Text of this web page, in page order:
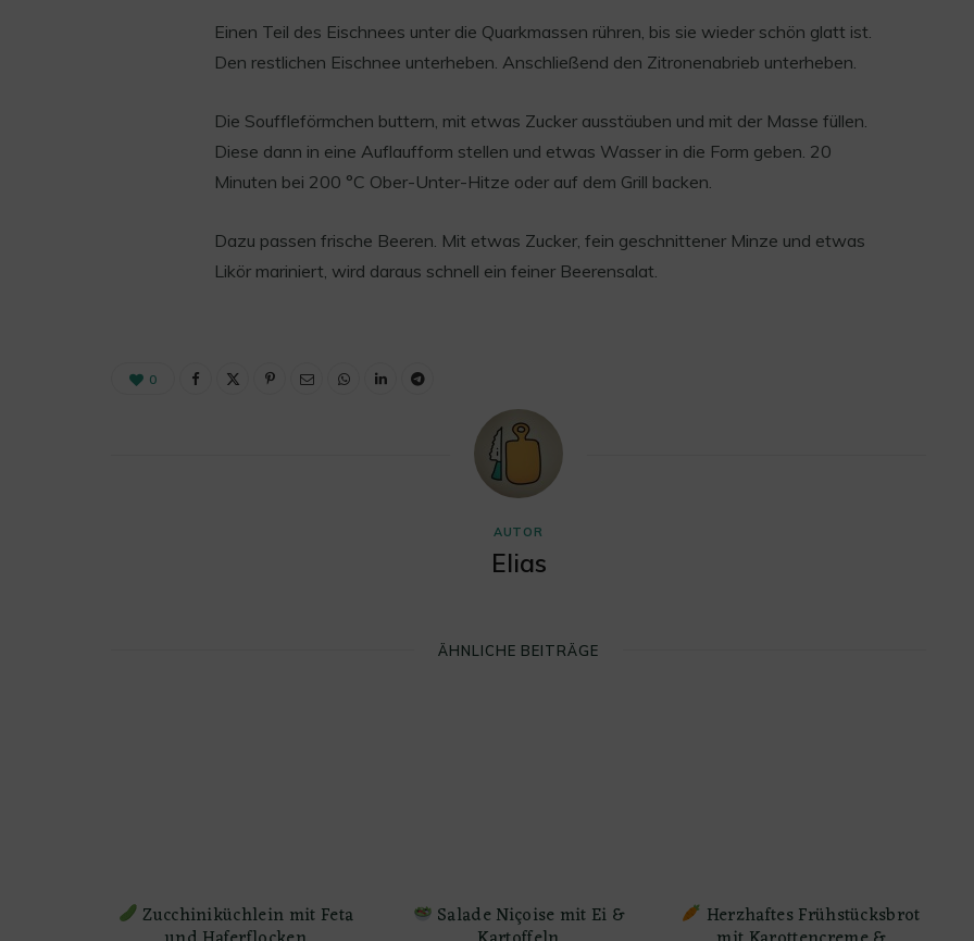
Einen Teil des Eischnees unter die Quarkmassen rühren, bis sie wieder schön glatt ist.
Den restlichen Eischnee unterheben. Anschließend den Zitronenabrieb unterheben.
Die Souffleförmchen buttern, mit etwas Zucker ausstäuben und mit der Masse füllen.
Diese dann in eine Auflaufform stellen und etwas Wasser in die Form geben. 20
Minuten bei 200 °C Ober-Unter-Hitze oder auf dem Grill backen.
Dazu passen frische Beeren. Mit etwas Zucker, fein geschnittener Minze und etwas
Likör mariniert, wird daraus schnell ein feiner Beerensalat.
0
AUTOR
Elias
ÄHNLICHE BEITRÄGE
Zucchiniküchlein mit Feta Salade Niçoise mit Ei & Herzhaftes Frühstücksbrot